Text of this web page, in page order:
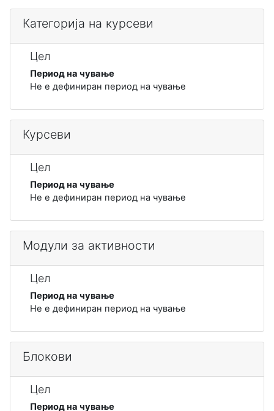
Категорија на курсеви
Цел
Период на чување
Не е дефиниран период на чување
Курсеви
Цел
Период на чување
Не е дефиниран период на чување
Модули за активности
Цел
Период на чување
Не е дефиниран период на чување
Блокови
Цел
Период на чување